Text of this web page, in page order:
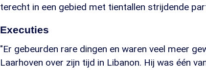
terecht in een gebied met tientallen strijdende
Executies
"Er gebeurden rare dingen en waren veel meer
Laarhoven over zijn tijd in Libanon. Hij was één